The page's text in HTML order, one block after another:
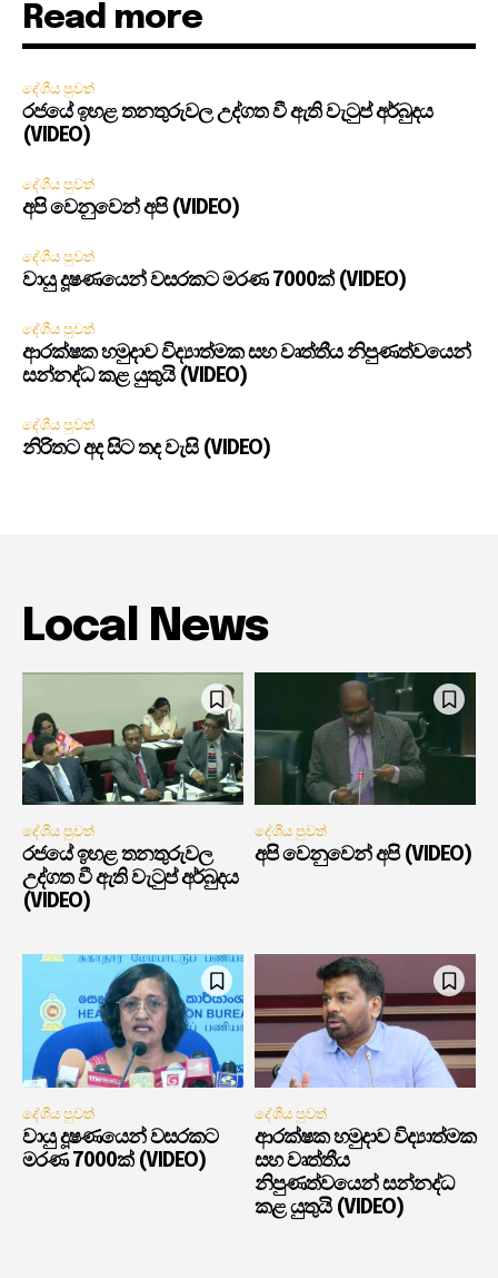
Read more
දේශීය පුවත්
රජයේ ඉහළ තනතුරුවල උද්ගත වී ඇති වැටුප් අර්බුදය
(VIDEO)
දේශීය පුවත්
අපි වෙනුවෙන් අපි (VIDEO)
දේශීය පුවත්
වායු දූෂණයෙන් වසරකට මරණ 7000ක් (VIDEO)
දේශීය පුවත්
ආරක්ෂක හමුදාව විද්‍යාත්මක සහ වෘත්තීය නිපුණත්වයෙන්
සන්නද්ධ කළ යුතුයි (VIDEO)
දේශීය පුවත්
නිරිතට අද සිට තද වැසි (VIDEO)
Local News
දේශීය පුවත්
රජයේ ඉහළ තනතුරුවල
උද්ගත වී ඇති වැටුප් අර්බුදය
(VIDEO)
දේශීය පුවත්
අපි වෙනුවෙන් අපි (VIDEO)
දේශීය පුවත්
වායු දූෂණයෙන් වසරකට
මරණ 7000ක් (VIDEO)
දේශීය පුවත්
ආරක්ෂක හමුදාව විද්‍යාත්මක
සහ වෘත්තීය
නිපුණත්වයෙන් සන්නද්ධ
කළ යුතුයි (VIDEO)